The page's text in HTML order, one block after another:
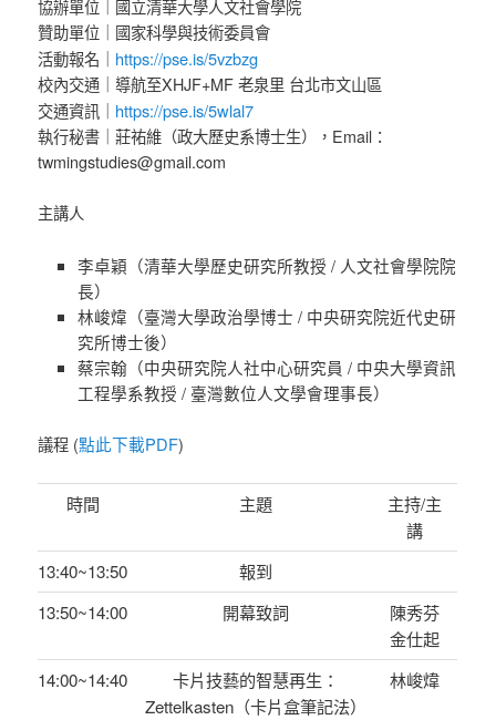
協辦單位｜國立清華大學人文社會學院
贊助單位｜國家科學與技術委員會
活動報名｜ https://pse.is/5vzbzg
校內交通｜導航至XHJF+MF 老泉里 台北市文山區
交通資訊｜ https://pse.is/5wlal7
執行秘書｜莊祐維（政大歷史系博士生），Email：
twmingstudies@gmail.com
主講人
李卓穎（清華大學歷史研究所教授 / 人文社會學院院
長）
林峻煒（臺灣大學政治學博士 / 中央研究院近代史研
究所博士後）
蔡宗翰（中央研究院人社中心研究員 / 中央大學資訊
工程學系教授 / 臺灣數位人文學會理事長）
議程 (點此下載PDF)
時間 主題
主持/主
講
13:40~13:50
報到
13:50~14:00
開幕致詞
陳秀芬
金仕起
14:00~14:40
卡片技藝的智慧再生：
Zettelkasten（卡片盒筆記法）
林峻煒